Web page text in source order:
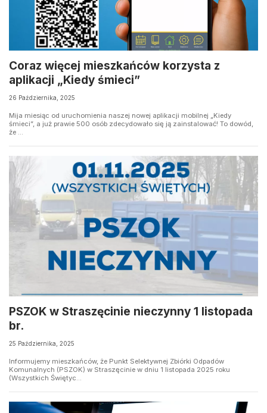
Coraz więcej mieszkańców korzysta z
aplikacji „Kiedy śmieci”
26 Października, 2025
Mija miesiąc od uruchomienia naszej nowej aplikacji mobilnej „Kiedy
śmieci”, a już prawie 500 osób zdecydowało się ją zainstalować! To dowód,
że ...
PSZOK w Straszęcinie nieczynny 1 listopada
br.
25 Października, 2025
Informujemy mieszkańców, że Punkt Selektywnej Zbiórki Odpadów
Komunalnych (PSZOK) w Straszęcinie w dniu 1 listopada 2025 roku
(Wszystkich Świętyc...